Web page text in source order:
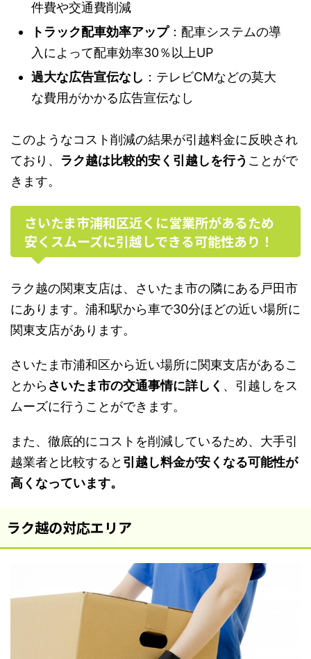
件費や交通費削減
トラック配車効率アップ：配車システムの導
入によって配車効率30％以上UP
過大な広告宣伝なし ：テレビCMなどの莫大
な費用がかかる広告宣伝なし
このようなコスト削減の結果が引越料金に反映され
ており、 ラク越は比較的安く引越しを行う ことがで
きます。
さいたま市浦和区近くに営業所があるため
安くスムーズに引越しできる可能性あり！
ラク越の関東支店は、さいたま市の隣にある戸田市
にあります。浦和駅から車で30分ほどの近い場所に
関東支店があります。
さいたま市浦和区から近い場所に関東支店があるこ
とからさいたま市の交通事情に詳しく 、引越しをス
ムーズに行うことができます。
また、徹底的にコストを削減しているため、大手引
越業者と比較すると 引越し料金が安くなる可能性が
高くなっています。
ラク越の対応エリア